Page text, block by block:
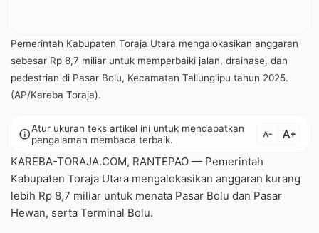
Pemerintah Kabupaten Toraja Utara mengalokasikan anggaran
sebesar Rp 8,7 miliar untuk memperbaiki jalan, drainase, dan
pedestrian di Pasar Bolu, Kecamatan Tallunglipu tahun 2025.
(AP/Kareba Toraja).
infoAtur ukuran teks artikel ini untuk mendapatkan
pengalaman membaca terbaik.
text_decrease text_increase
KAREBA-TORAJA.COM, RANTEPAO — Pemerintah
Kabupaten Toraja Utara mengalokasikan anggaran kurang
lebih Rp 8,7 miliar untuk menata Pasar Bolu dan Pasar
Hewan, serta Terminal Bolu.